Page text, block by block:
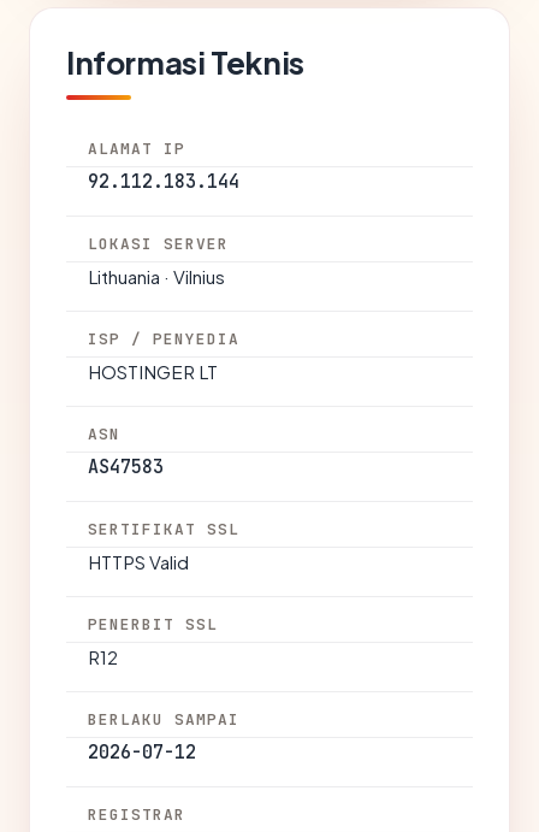
Informasi Teknis
ALAMAT IP
92.112.183.144
LOKASI SERVER
Lithuania · Vilnius
ISP / PENYEDIA
HOSTINGER LT
ASN
AS47583
SERTIFIKAT SSL
HTTPS Valid
PENERBIT SSL
R12
BERLAKU SAMPAI
2026-07-12
REGISTRAR